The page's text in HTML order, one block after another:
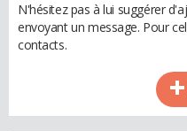
N'hésitez pas à lui suggérer
envoyant un message. Pour
contacts.